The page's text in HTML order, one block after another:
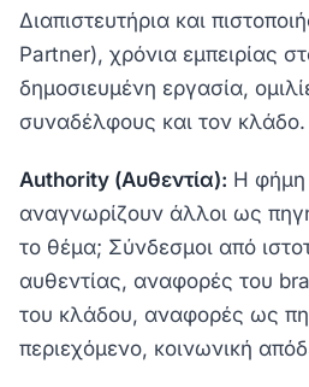
Διαπιστευτήρια και
Partner), χρόνια εμπειρίας
δημοσιευμένη εργασία,
συναδέλφους και τον κλάδο.
Authority (Αυθεντία): Η φήμη
αναγνωρίζουν άλλοι ως
το θέμα; Σύνδεσμοι από
αυθεντίας, αναφορές του
του κλάδου, αναφορές ως
περιεχόμενο, κοινωνική